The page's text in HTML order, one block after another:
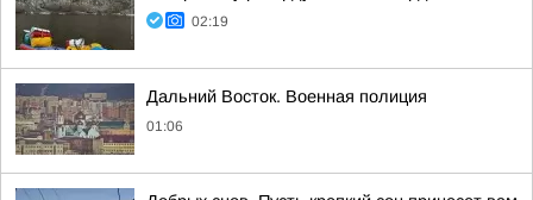
02:19
Дальний Восток. Военная полиция
01:06